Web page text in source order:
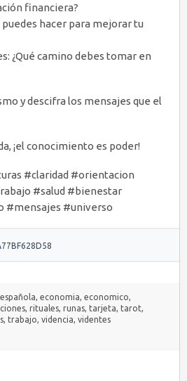
financiera?
puedes hacer para mejorar tu
¿Qué camino debes tomar en
y descifra los mensajes que el
¡el conocimiento es poder!
#claridad #orientacion
#salud #bienestar
#mensajes #universo
, economia, economico,
, rituales, runas, tarjeta, tarot,
, trabajo, videncia, videntes